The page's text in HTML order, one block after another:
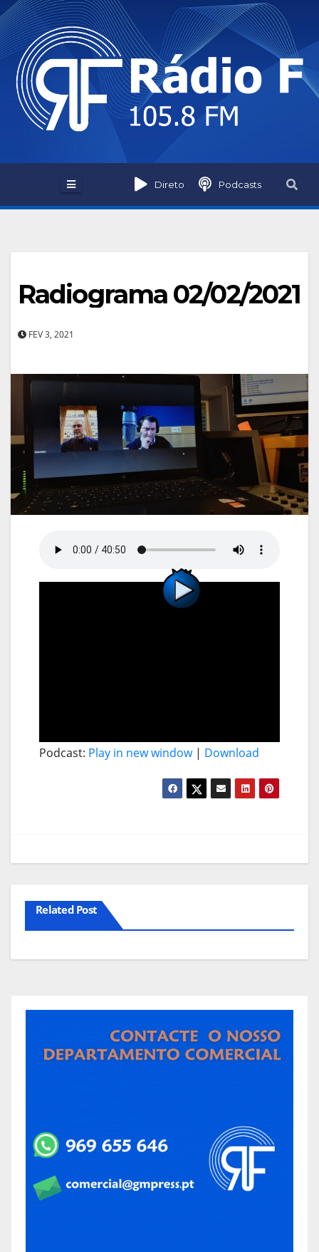
Skip
to
content
Direto Podcasts
Radiograma 02/02/2021
FEV 3, 2021
Podcast: Play in new window| Download
Related Post